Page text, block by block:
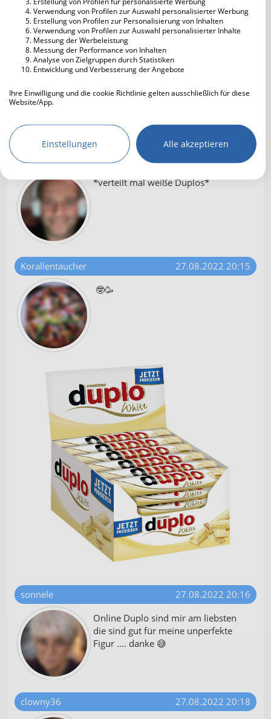
Verwendung von Profilen zur Auswahl personalisierter Werbung
Erstellung von Profilen zur Personalisierung von Inhalten
Verwendung von Profilen zur Auswahl personalisierter Inhalte
Messung der Werbeleistung
Messung der Performance von Inhalten
Analyse von Zielgruppen durch Statistiken
Entwicklung und Verbesserung der Angebote
Ihre Einwilligung und die cookie Richtlinie gelten ausschließlich für diese
Website/App.
Wir nutzen Ihre Daten für folgende Zwecke:
IAB-Verarbeitungszwecke:
Speichern von oder Zugriff auf
Informationen auf einem Endgerät
Verwendung reduzierter Daten zur Auswahl
von Werbeanzeigen
Erstellung von Profilen für personalisierte
Verwendung von Profilen zur Auswahl
personalisierter Werbung
Erstellung von Profilen zur Personalisierung
von Inhalten
Verwendung von Profilen zur Auswahl
personalisierter Inhalte
Messung der Werbeleistung
Messung der Performance von Inhalten
Analyse von Zielgruppen durch Statistiken
oder Kombinationen von Daten aus
verschiedenen Quellen
Entwicklung und Verbesserung der
Angebote
Verwendung reduzierter Daten zur Auswahl
von Inhalten
IAB-Besonderheiten:
Verwendung genauer Standortdaten
Informationen identifizieren
Nicht-IAB-Verarbeitungszwecke:
Notwendig
Performance
Werbung
Einstellungen Alle akzeptieren
Frangipani1962
Zaya, guten Abend im verwaisten
HL-Forum, die lesen sicher ab und
zu mit in Krefeld und heben
clowny36
27.08.2022 20:10
*verteilt mal weiße Duplos*
Korallentaucher
27.08.2022 20:15
🤓🥳
sonnele
27.08.2022 20:16
Online Duplo sind mir am liebsten
die sind gut für meine unperfekte
Figur .... danke 😅
clowny36
27.08.2022 20:18